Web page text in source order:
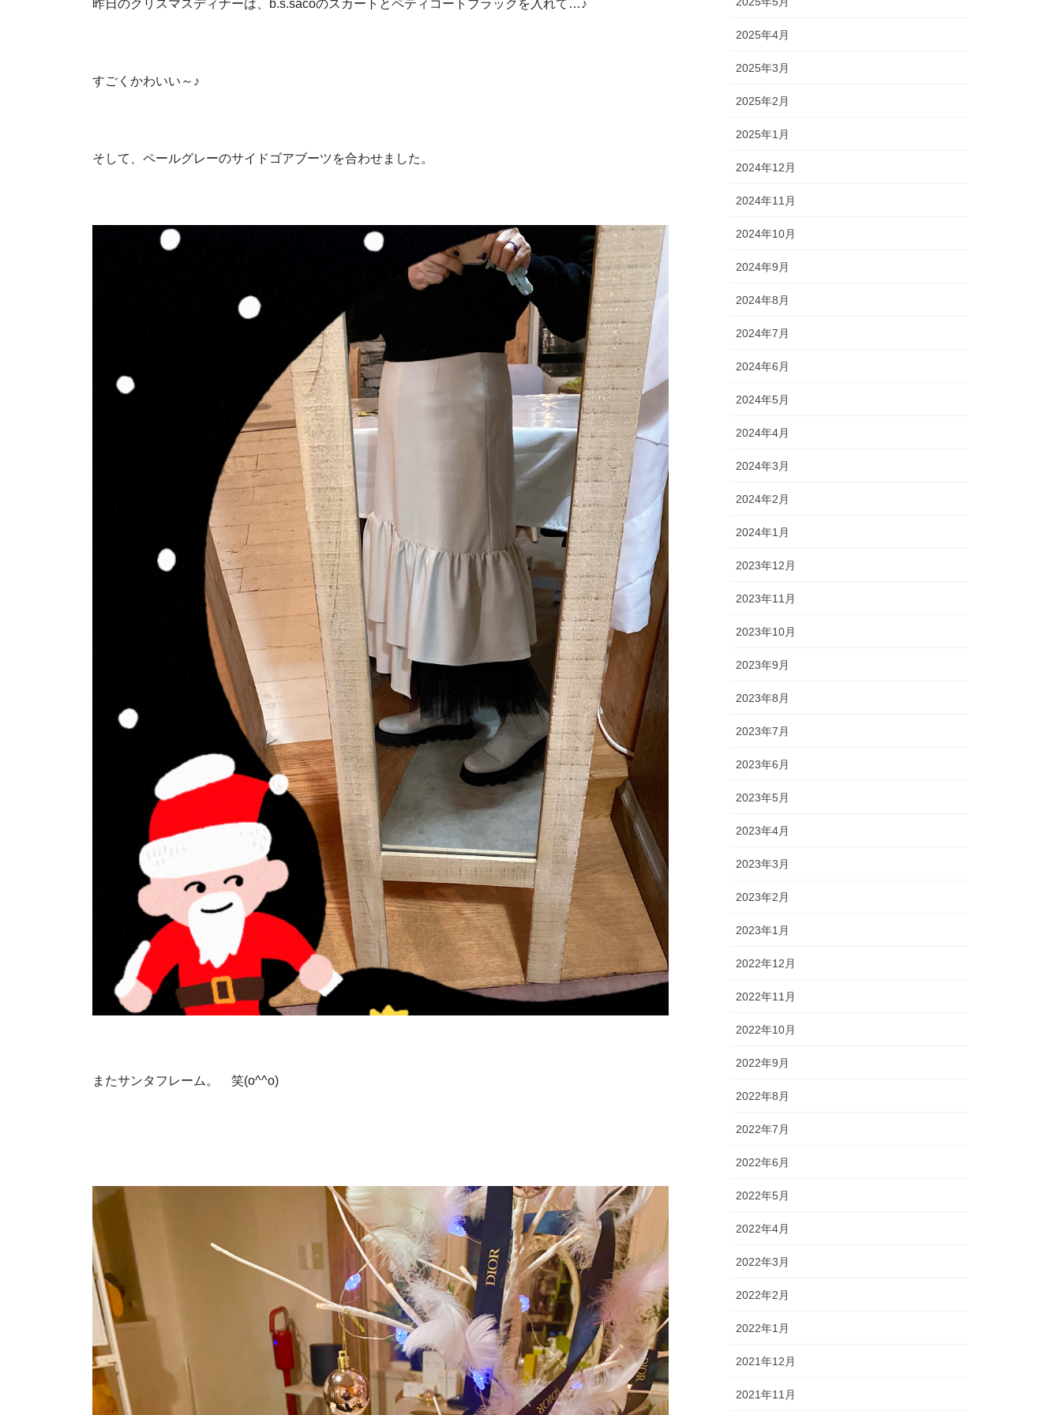
昨日のクリスマスディナーは、b.s.sacoのスカートとペティコートブラックを入れて…♪
すごくかわいい～♪
そして、ペールグレーのサイドゴアブーツを合わせました。
またサンタフレーム。 笑(o^^o)
2025年4月
2025年3月
2025年2月
2025年1月
2024年12月
2024年11月
2024年10月
2024年9月
2024年8月
2024年7月
2024年6月
2024年5月
2024年4月
2024年3月
2024年2月
2024年1月
2023年12月
2023年11月
2023年10月
2023年9月
2023年8月
2023年7月
2023年6月
2023年5月
2023年4月
2023年3月
2023年2月
2023年1月
2022年12月
2022年11月
2022年10月
2022年9月
2022年8月
2022年7月
2022年6月
2022年5月
2022年4月
2022年3月
2022年2月
2022年1月
2021年12月
2021年11月